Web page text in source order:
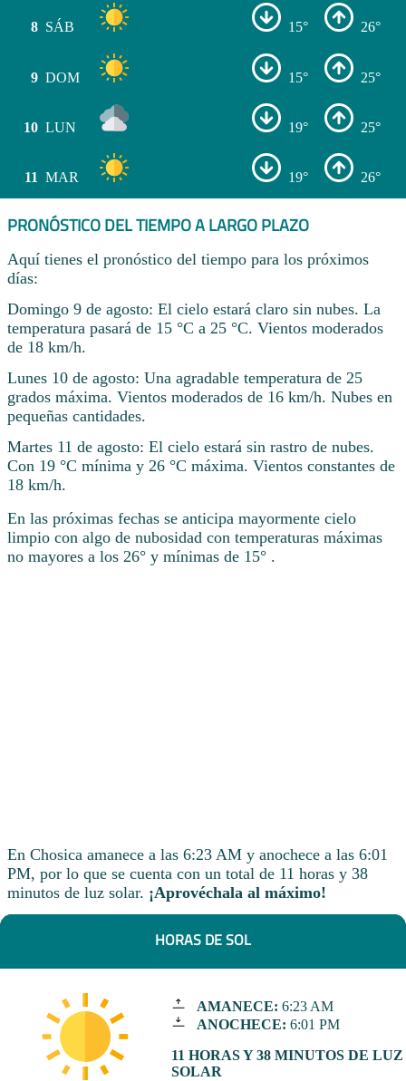
8 SÁB 15° 26°
9 DOM 15° 25°
10 LUN 19° 25°
11 MAR 19° 26°
PRONÓSTICO DEL TIEMPO A LARGO PLAZO
Aquí tienes el pronóstico del tiempo para los próximos
días:
Domingo 9 de agosto: El cielo estará claro sin nubes. La
temperatura pasará de 15 °C a 25 °C. Vientos moderados
de 18 km/h.
Lunes 10 de agosto: Una agradable temperatura de 25
grados máxima. Vientos moderados de 16 km/h. Nubes en
pequeñas cantidades.
Martes 11 de agosto: El cielo estará sin rastro de nubes.
Con 19 °C mínima y 26 °C máxima. Vientos constantes de
18 km/h.
En las próximas fechas se anticipa mayormente cielo
limpio con algo de nubosidad con temperaturas máximas
no mayores a los 26° y mínimas de 15° .
En Chosica amanece a las 6:23 AM y anochece a las 6:01
PM, por lo que se cuenta con un total de 11 horas y 38
minutos de luz solar. ¡Aprovéchala al máximo!
HORAS DE SOL
AMANECE: 6:23 AM
ANOCHECE: 6:01 PM
11 HORAS Y 38 MINUTOS DE LUZ
SOLAR